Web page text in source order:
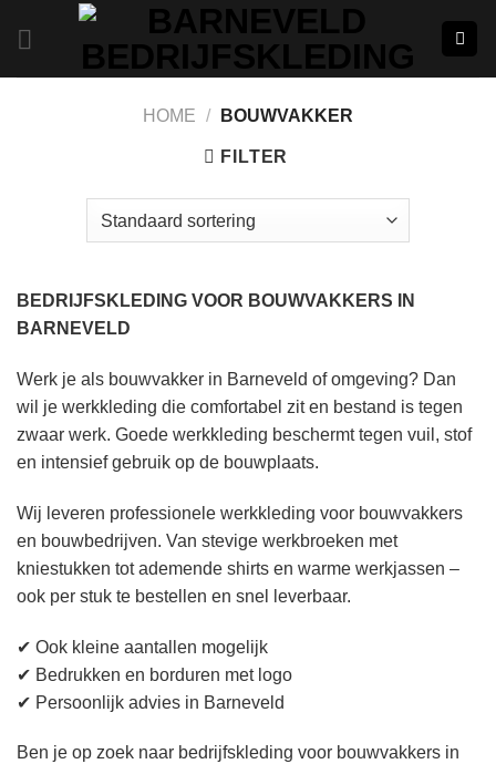
HOME / BOUWVAKKER
FILTER
BEDRIJFSKLEDING VOOR BOUWVAKKERS IN
BARNEVELD
Werk je als bouwvakker in Barneveld of omgeving? Dan
wil je werkkleding die comfortabel zit en bestand is tegen
zwaar werk. Goede werkkleding beschermt tegen vuil, stof
en intensief gebruik op de bouwplaats.
Wij leveren professionele werkkleding voor bouwvakkers
en bouwbedrijven. Van stevige werkbroeken met
kniestukken tot ademende shirts en warme werkjassen –
ook per stuk te bestellen en snel leverbaar.
✔ Ook kleine aantallen mogelijk
✔ Bedrukken en borduren met logo
✔ Persoonlijk advies in Barneveld
Ben je op zoek naar bedrijfskleding voor bouwvakkers in